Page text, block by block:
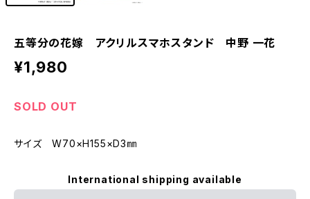
五等分の花嫁 アクリルスマホスタンド 中野 一花
¥1,980
SOLD OUT
サイズ W70×H155×D3㎜
International shipping available